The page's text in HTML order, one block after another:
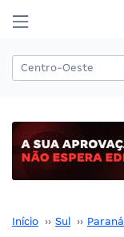
Início ›› Sul ›› Paraná